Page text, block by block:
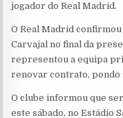
jogador do Real Madrid.
O Real Madrid
Carvajal no final da
representou a equipa
renovar contrato, pondo
O clube informou que
este sábado, no Estádio